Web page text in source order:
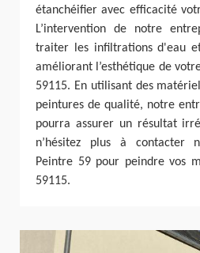
étanchéifier avec efficacité
L’intervention de notre
traiter les infiltrations d'eau
améliorant l’esthétique de
59115. En utilisant des
peintures de qualité, notre
pourra assurer un résultat
n’hésitez plus à contacter
Peintre 59 pour peindre vos
59115.